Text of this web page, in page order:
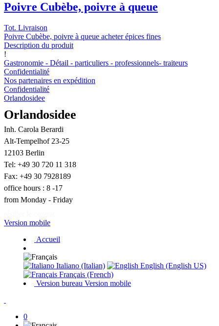
Poivre Cubèbe, poivre à queue
Tot. Livraison
Poivre Cubèbe, poivre à queue acheter épices fines
Description du produit
!
Gastronomie - Détail - particuliers - professionnels- traiteurs
Confidentialité
Nos partenaires en expédition
Confidentialité
Orlandosidee
Orlandosidee
Inh. Carola Berardi
Alt-Tempelhof 23-25
12103 Berlin
Tel: +49 30 720 11 318
Fax: +49 30 7928189
office hours : 8 -17
from Monday - Friday
Version mobile
Accueil
Italiano (Italian)
English (English US)
Français (French)
Version bureau Version mobile
0